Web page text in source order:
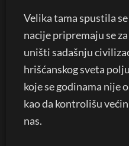
Velika tama spustila
nacije pripremaju se
uništi sadašnju
hrišćanskog sveta
koje se godinama nije
kao da kontrolišu
nas.